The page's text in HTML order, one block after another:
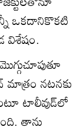
ఒకదానికొకటి
విశేషం.
నటనకు
టాలీవుడ్‌లో
తాను